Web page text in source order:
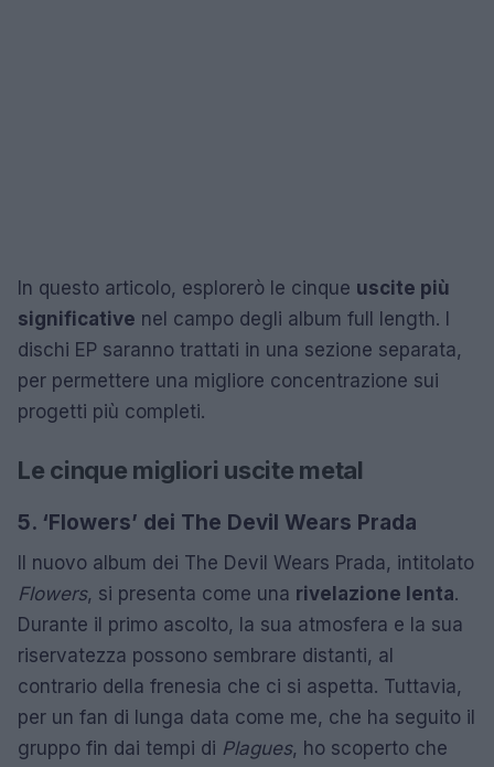
In questo articolo, esplorerò le cinque uscite più
significative nel campo degli album full length. I
dischi EP saranno trattati in una sezione separata,
per permettere una migliore concentrazione sui
progetti più completi.
Le cinque migliori uscite metal
5. ‘Flowers’ dei The Devil Wears Prada
Il nuovo album dei The Devil Wears Prada, intitolato
Flowers, si presenta come una rivelazione lenta.
Durante il primo ascolto, la sua atmosfera e la sua
riservatezza possono sembrare distanti, al
contrario della frenesia che ci si aspetta. Tuttavia,
per un fan di lunga data come me, che ha seguito il
gruppo fin dai tempi di Plagues, ho scoperto che